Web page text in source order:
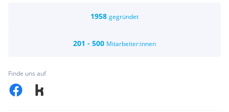
1958 gegründet
201 - 500 Mitarbeiter:innen
Finde uns auf